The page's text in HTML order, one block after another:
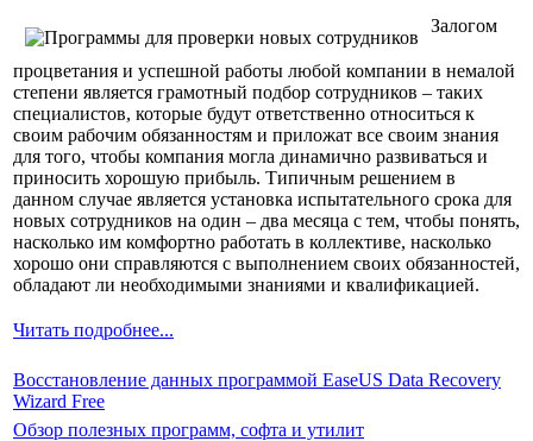
Залогом
процветания и успешной работы любой компании в немалой
степени является грамотный подбор сотрудников – таких
специалистов, которые будут ответственно относиться к
своим рабочим обязанностям и приложат все своим знания
для того, чтобы компания могла динамично развиваться и
приносить хорошую прибыль. Типичным решением в
данном случае является установка испытательного срока для
новых сотрудников на один – два месяца с тем, чтобы понять,
насколько им комфортно работать в коллективе, насколько
хорошо они справляются с выполнением своих обязанностей,
обладают ли необходимыми знаниями и квалификацией.
Читать подробнее...
Восстановление данных программой EaseUS Data Recovery
Wizard Free
Обзор полезных программ, софта и утилит